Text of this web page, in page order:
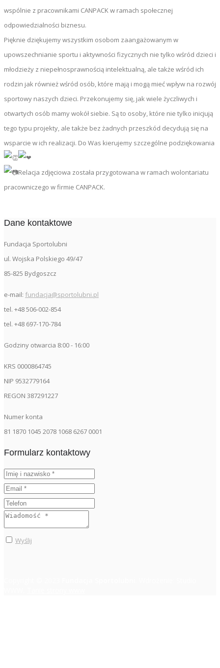
wspólnie z pracownikami CANPACK w ramach społecznej
odpowiedzialności biznesu.
Pięknie dziękujemy wszystkim osobom zaangażowanym w
upowszechnianie sportu i aktywności fizycznych nie tylko wśród dzieci i
młodzieży z niepełnosprawnością intelektualną, ale także wśród ich
rodzin jak również wśród osób, które mają i mogą mieć wpływ na rozwój
sportowy naszych dzieci. Przekonujemy się, jak wiele życzliwych i
otwartych osób mamy wokół siebie. Są to osoby, które nie tylko inicjują
tego typu projekty, ale także bez żadnych przeszkód decydują się na
wsparcie w ich realizacji. Do Was kierujemy szczególne podziękowania
Relacja zdjęciowa została przygotowana w ramach wolontariatu
pracowniczego w firmie CANPACK.
Dane kontaktowe
Fundacja Sportolubni
ul. Wojska Polskiego 49/47
85-825 Bydgoszcz
e-mail: fundacja@sportolubni.pl
tel. +48 506-002-854
tel. +48 697-170-784
Godziny otwarcia 8:00 - 16:00
KRS 0000864745
NIP 9532779164
REGON 387291227
Numer konta
81 1870 1045 2078 1068 6267 0001
Formularz kontaktowy
Wyślij